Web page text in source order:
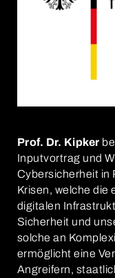
Prof. Dr. Kipker
Inputvortrag und
Cybersicherheit in
Krisen, welche die
digitalen
Sicherheit und
solche an
ermöglicht eine
Angreifern,